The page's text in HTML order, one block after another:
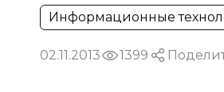
Информационные
02.11.2013 1399